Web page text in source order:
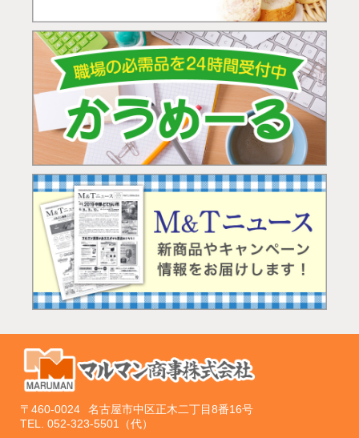
〒460-0024
名古屋市中区正木二丁目8番16号
TEL. 052-323-5501（代）